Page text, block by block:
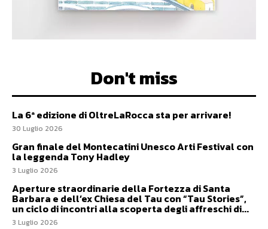
Don't miss
La 6ª edizione di OltreLaRocca sta per arrivare!
30 Luglio 2026
Gran finale del Montecatini Unesco Arti Festival con
la leggenda Tony Hadley
3 Luglio 2026
Aperture straordinarie della Fortezza di Santa
Barbara e dell’ex Chiesa del Tau con “Tau Stories”,
un ciclo di incontri alla scoperta degli affreschi di...
3 Luglio 2026